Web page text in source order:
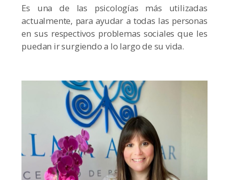
Es una de las psicologías más utilizadas
actualmente, para ayudar a todas las personas
en sus respectivos problemas sociales que les
puedan ir surgiendo a lo largo de su vida.